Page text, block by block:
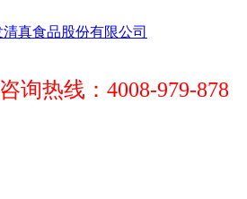
询热线：4008-979-878